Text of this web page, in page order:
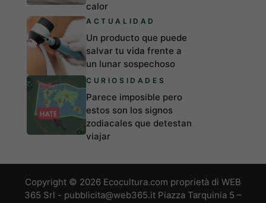
calor
ACTUALIDAD
Un producto que puede
salvar tu vida frente a
un lunar sospechoso
CURIOSIDADES
Parece imposible pero
estos son los signos
zodiacales que detestan
viajar
Copyright © 2026 Ecocultura.com proprietà di WEB
365 Srl - pubblicita@web365.it Piazza Tarquinia 5 –